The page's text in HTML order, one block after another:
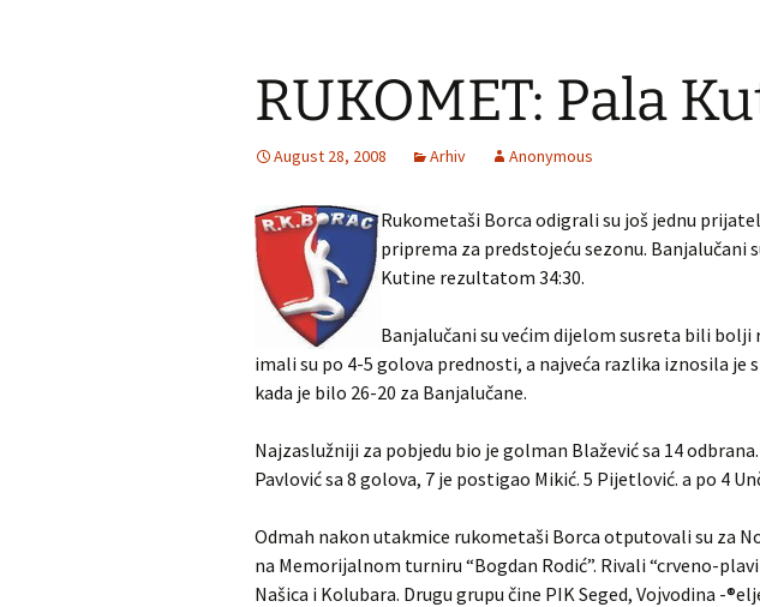
RUKOMET: Pala
August 28, 2008 Arhiv Anonymous
Rukometaši Borca odigrali su još jednu
priprema za predstojeću sezonu. Banjalučani
Kutine rezultatom 34:30.
Banjalučani su većim dijelom susreta bili bolji
imali su po 4-5 golova prednosti, a najveća razlika iznosila je
kada je bilo 26-20 za Banjalučane.
Najzaslužniji za pobjedu bio je golman Blažević sa 14
Pavlović sa 8 golova, 7 je postigao Mikić. 5 Pijetlović. a po 4
Odmah nakon utakmice rukometaši Borca otputovali su za
na Memoriјalnom turniru “Bogdan Rodić”. Rivali “crveno-
Našica i Kolubara. Drugu grupu čine PIK Seged, Voјvodina -